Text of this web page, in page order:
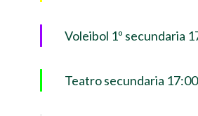
Voleibol 1º secundaria
Teatro secundaria